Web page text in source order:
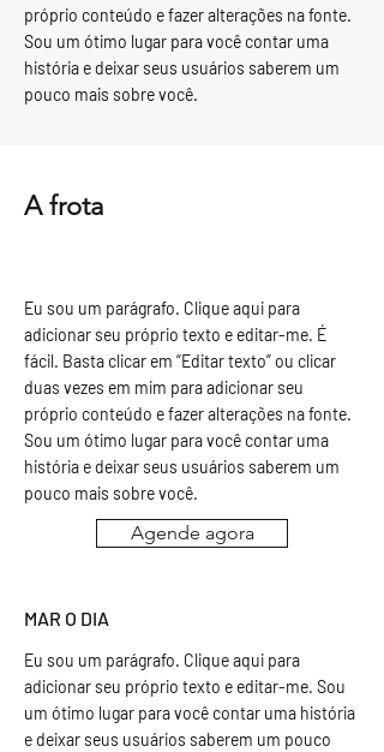
próprio conteúdo e fazer alterações na fonte.
Sou um ótimo lugar para você contar uma
história e deixar seus usuários saberem um
pouco mais sobre você.
A frota
Eu sou um parágrafo. Clique aqui para
adicionar seu próprio texto e editar-me. É
fácil. Basta clicar em “Editar texto” ou clicar
duas vezes em mim para adicionar seu
próprio conteúdo e fazer alterações na fonte.
Sou um ótimo lugar para você contar uma
história e deixar seus usuários saberem um
pouco mais sobre você.
Agende agora
MAR O DIA
Eu sou um parágrafo. Clique aqui para
adicionar seu próprio texto e editar-me. Sou
um ótimo lugar para você contar uma história
e deixar seus usuários saberem um pouco